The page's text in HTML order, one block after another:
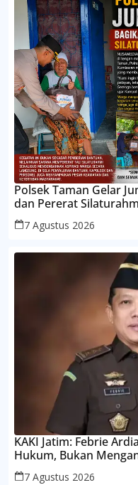
Polsek Taman Gelar
dan Pererat
7 Agustus 2026
KAKI Jatim: Febrie
Hukum, Bukan
7 Agustus 2026